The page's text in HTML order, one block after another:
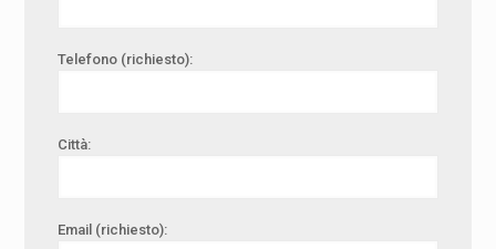
Telefono (richiesto):
Città:
Email (richiesto):